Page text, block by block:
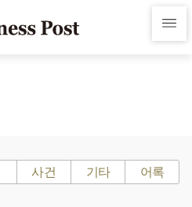
사건 기타 어록